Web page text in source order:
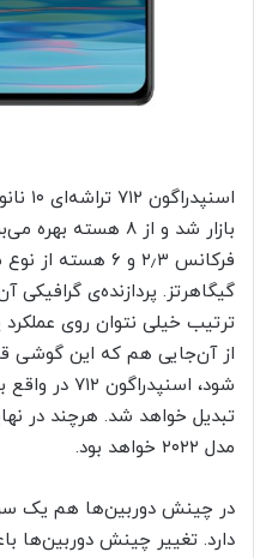
ترتیب خیلی نتوان روی
شود،
مدل ۲۰۲۲ خواهد بود.
در چینش دوربین‌ها هم یک
دارد. تغییر چینش